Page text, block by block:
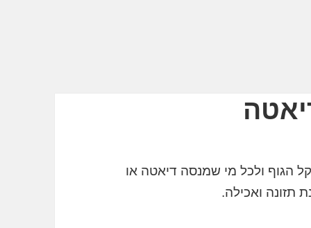
הגוף ולכל מי שמנסה דיאטה או
תזונה ואכילה.